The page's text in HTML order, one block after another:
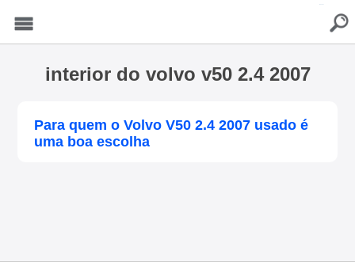
interior do volvo v50 2.4 2007
Para quem o Volvo V50 2.4 2007 usado é
uma boa escolha